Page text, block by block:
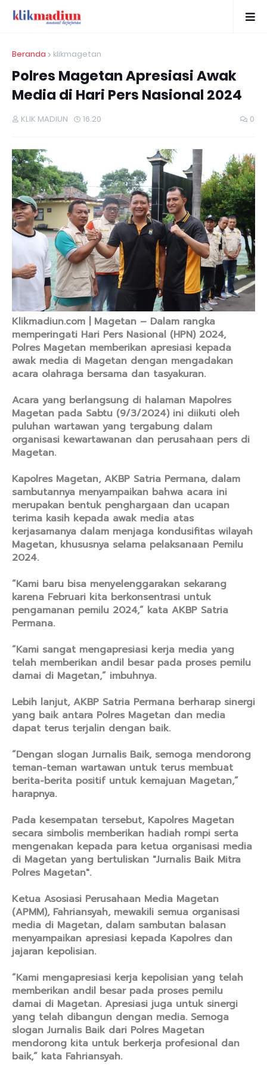
Beranda klikmagetan
Polres Magetan Apresiasi Awak
Media di Hari Pers Nasional 2024
KLIK MADIUN 16.20 0
Klikmadiun.com | Magetan – Dalam rangka
memperingati Hari Pers Nasional (HPN) 2024,
Polres Magetan memberikan apresiasi kepada
awak media di Magetan dengan mengadakan
acara olahraga bersama dan tasyakuran.
Acara yang berlangsung di halaman Mapolres
Magetan pada Sabtu (9/3/2024) ini diikuti oleh
puluhan wartawan yang tergabung dalam
organisasi kewartawanan dan perusahaan pers di
Magetan.
Kapolres Magetan, AKBP Satria Permana, dalam
sambutannya menyampaikan bahwa acara ini
merupakan bentuk penghargaan dan ucapan
terima kasih kepada awak media atas
kerjasamanya dalam menjaga kondusifitas wilayah
Magetan, khususnya selama pelaksanaan Pemilu
2024.
“Kami baru bisa menyelenggarakan sekarang
karena Februari kita berkonsentrasi untuk
pengamanan pemilu 2024,” kata AKBP Satria
Permana.
“Kami sangat mengapresiasi kerja media yang
telah memberikan andil besar pada proses pemilu
damai di Magetan,” imbuhnya.
Lebih lanjut, AKBP Satria Permana berharap sinergi
yang baik antara Polres Magetan dan media
dapat terus terjalin dengan baik.
“Dengan slogan Jurnalis Baik, semoga mendorong
teman-teman wartawan untuk terus membuat
berita-berita positif untuk kemajuan Magetan,”
harapnya.
Pada kesempatan tersebut, Kapolres Magetan
secara simbolis memberikan hadiah rompi serta
mengenakan kepada para ketua organisasi media
di Magetan yang bertuliskan "Jurnalis Baik Mitra
Polres Magetan".
Ketua Asosiasi Perusahaan Media Magetan
(APMM), Fahriansyah, mewakili semua organisasi
media di Magetan, dalam sambutan balasan
menyampaikan apresiasi kepada Kapolres dan
jajaran kepolisian.
“Kami mengapresiasi kerja kepolisian yang telah
memberikan andil besar pada proses pemilu
damai di Magetan. Apresiasi juga untuk sinergi
yang telah dibangun dengan media. Semoga
slogan Jurnalis Baik dari Polres Magetan
mendorong kita untuk berkerja profesional dan
baik,” kata Fahriansyah.